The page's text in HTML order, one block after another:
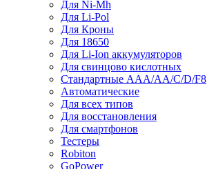
Для Ni-Mh
Для Li-Pol
Для Кроны
Для 18650
Для Li-Ion аккумуляторов
Для свинцово кислотных
Стандартные ААА/АА/С/D/F8
Автоматические
Для всех типов
Для восстановления
Для смартфонов
Тестеры
Robiton
GoPower